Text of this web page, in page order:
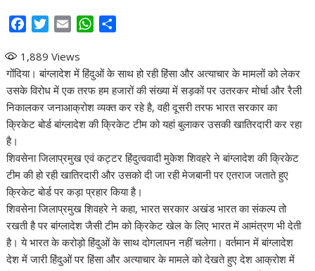
c
e
b
o
o
T
i
t
t
e
r
a
i
l
W
t
s
A
p
r
e
1,889 Views
गोंदिया। बांग्लादेश में हिंदुओं के साथ हो रही हिंसा और अत्याचार के मामलों को लेकर
उसके विरोध में एक तरफ हम हजारों की संख्या में सड़कों पर उतरकर मोर्चा और रैली
निकालकर जनाआक्रोश व्यक्त कर रहे है, वही दूसरी तरफ भारत सरकार का
क्रिकेट बोर्ड बांग्लादेश की क्रिकेट टीम को यहां बुलाकर उसकी खातिरदारी कर रहा
है।
शिवसेना जिलाप्रमुख एवं कट्टर हिंदुत्ववादी मुकेश शिवहरे ने बांग्लादेश की क्रिकेट
टीम की हो रही खातिरदारी और उसको दी जा रही मेजबानी पर एतराज जताते हुए
क्रिकेट बोर्ड पर कड़ा प्रहार किया है।
शिवसेना जिलाप्रमुख शिवहरे ने कहा, भारत सरकार अखंड भारत का संकल्प तो
रखती है पर बांग्लादेश जैसी टीम को क्रिकेट खेल के लिए भारत में आमंत्रण भी देती
है। ये भारत के करोड़ो हिंदुओं के साथ दोगलापन नहीं चलेगा। वर्तमान में बांग्लादेश
देश में जारी हिंदुओं पर हिंसा और अत्याचार के मामले को देखते हुए देश आक्रोश में